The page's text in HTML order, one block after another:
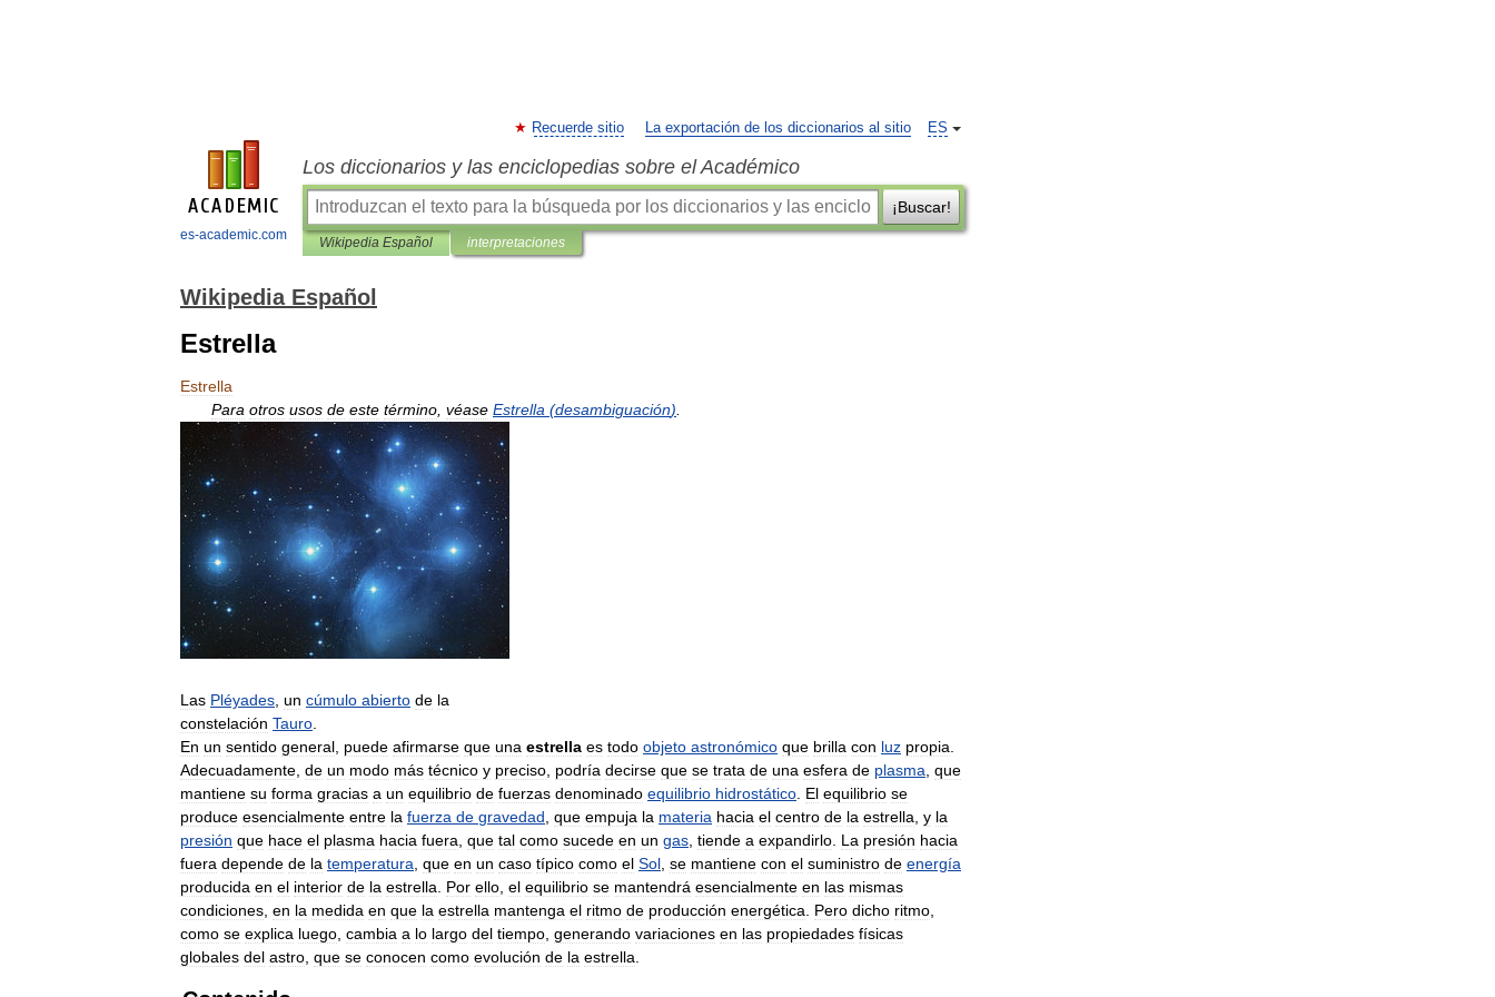
es-academic.com
ES
Recuerde sitio La exportación de los diccionarios al sitio
Los diccionarios y las enciclopedias sobre el Académico
¡Buscar!
Wikipedia Español interpretaciones
Wikipedia Español
Estrella
Estrella
Para otros usos de este término véase Estrella (desambiguación)
Las Pléyades un cúmulo abierto de la
constelación Tauro
En un sentido general puede afirmarse que una estrella es todo objeto astronómico que brilla con luz propia
Adecuadamente de un modo más técnico y preciso podría decirse que se trata de una esfera de plasma que
mantiene su forma gracias a un equilibrio de fuerzas denominado equilibrio hidrostático El equilibrio se
produce esencialmente entre la fuerza de gravedad que empuja la materia hacia el centro de la estrella y la
presión que hace el plasma hacia fuera que tal como sucede en un gas tiende a expandirlo La presión hacia
fuera depende de la temperatura que en un caso típico como el Sol se mantiene con el suministro de energía
producida en el interior de la estrella Por ello el equilibrio se mantendrá esencialmente en las mismas
condiciones en la medida en que la estrella mantenga el ritmo de producción energética Pero dicho ritmo
como se explica luego cambia a lo largo del tiempo generando variaciones en las propiedades físicas
globales del astro que se conocen como evolución de la estrella